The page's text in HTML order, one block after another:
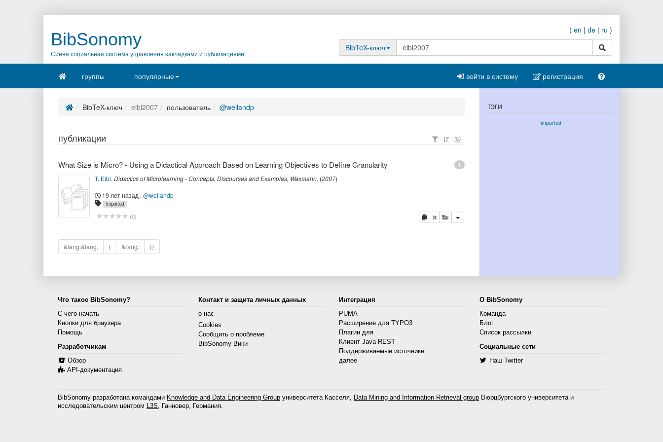
BibSonomy
Синяя социальная система управления закладками и публикациями.
( en | de | ru )
BibTeX-ключ
поиск
группы популярные войти в систему регистрация
BibTeX-ключ eibl2007 пользователь @weilandp
публикации
1
What Size is Micro? - Using a Didactical Approach Based on Learning Objectives to Define Granularity
T. Eibl. Didactics of Microlearning - Concepts, Discourses and Examples, Waxmann, (2007)
19 лет назад , @weilandp
imported
(0) копировать
удалитьдобавить публикацию в буфер
&lang;&lang; ⟨ &rang; ⟩⟩
тэги
imported
Что такое BibSonomy?
С чего начать
Кнопки для браузера
Помощь
Разработчикам
Обзор
API-документация
Контакт и защита личных данных
о нас
Cookies
Сообщить о проблеме
BibSonomy Вики
Интеграция
PUMA
Расширение для TYPO3
Плагин для
Клиент Java REST
Поддерживаемые источники
далее
О BibSonomy
Команда
Блог
Список рассылки
Социальные сети
Наш Twitter
BibSonomy разработана командами Knowledge and Data Engineering Group университета Касселя, Data Mining and Information Retrieval group Вюрцбургского университета и
исследовательским центром L3S, Ганновер, Германия.